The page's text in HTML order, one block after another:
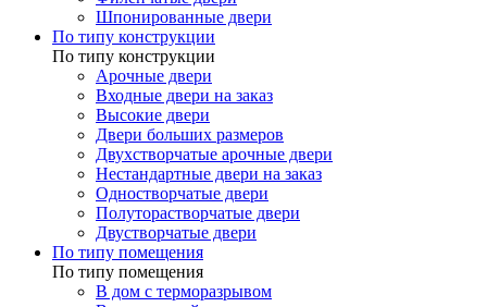
Шпонированные двери
По типу конструкции
По типу конструкции
Арочные двери
Входные двери на заказ
Высокие двери
Двери больших размеров
Двухстворчатые арочные двери
Нестандартные двери на заказ
Одностворчатые двери
Полуторастворчатые двери
Двустворчатые двери
По типу помещения
По типу помещения
В дом с терморазрывом